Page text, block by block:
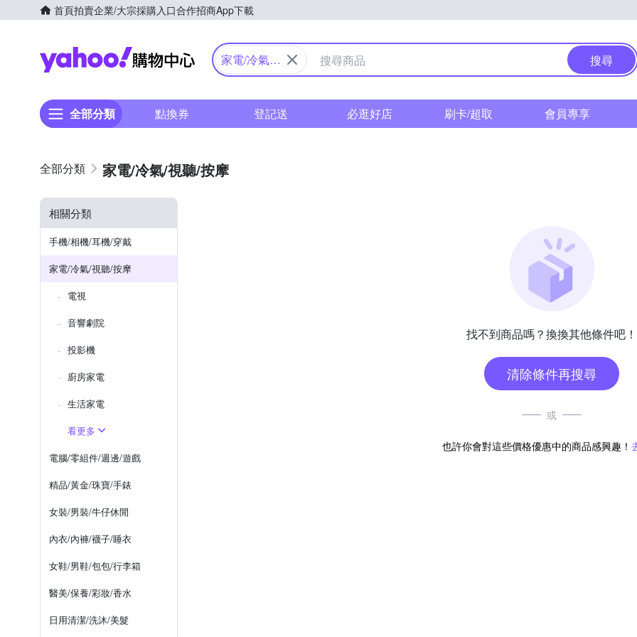
首頁拍賣企業/大宗採購入口合作招商App下載
Yahoo購物中心
家電/冷氣/
搜尋
全部分類 點換券 登記送 必逛好店 刷卡/超取 會員專享
家電/冷氣/視聽/按摩
相關分類
手機/相機/耳機/穿戴
家電/冷氣/視聽/按摩
電視
音響劇院
投影機
廚房家電
生活家電
看更多
電腦/零組件/週邊/遊戲
精品/黃金/珠寶/手錶
女裝/男裝/牛仔休閒
內衣/內褲/襪子/睡衣
女鞋/男鞋/包包/行李箱
醫美/保養/彩妝/香水
日用清潔/洗沐/美髮
找不到商品嗎？換換其他條件吧！
清除條件再搜尋
或
也許你會對這些價格優惠中的商品感興趣！